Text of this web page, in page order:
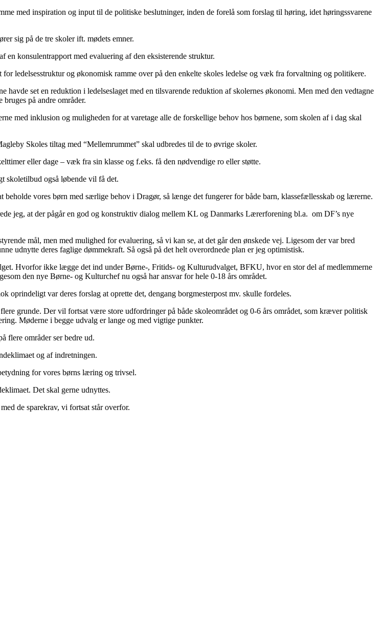
med inspiration og input til de politiske beslutninger, inden de forelå som forslag til høring, idet høringssvarene
sig på de tre skoler ift. mødets emner.
konsulentrapport med evaluering af den eksisterende struktur.
ledelsesstruktur og økonomisk ramme over på den enkelte skoles ledelse og væk fra forvaltning og politikere.
set en reduktion i ledelseslaget med en tilsvarende reduktion af skolernes økonomi. Men med den vedtagne
bruges på andre områder.
med inklusion og muligheden for at varetage alle de forskellige behov hos børnene, som skolen af i dag skal
Skoles tiltag med “Mellemrummet” skal udbredes til de to øvrige skoler.
eller dage – væk fra sin klasse og f.eks. få den nødvendige ro eller støtte.
skoletilbud også løbende vil få det.
vores børn med særlige behov i Dragør, så længe det fungerer for både barn, klassefællesskab og lærerne.
jeg, at der pågår en god og konstruktiv dialog mellem KL og Danmarks Lærerforening bl.a. om DF’s nye
mål, men med mulighed for evaluering, så vi kan se, at det går den ønskede vej. Ligesom der var bred
udnytte deres faglige dømmekraft. Så også på det helt overordnede plan er jeg optimistisk.
Hvorfor ikke lægge det ind under Børne-, Fritids- og Kulturudvalget, BFKU, hvor en stor del af medlemmerne
den nye Børne- og Kulturchef nu også har ansvar for hele 0-18 års området.
oprindeligt var deres forslag at oprette det, dengang borgmesterpost mv. skulle fordeles.
grunde. Der vil fortsat være store udfordringer på både skoleområdet og 0-6 års området, som kræver politisk
Møderne i begge udvalg er lange og med vigtige punkter.
flere områder ser bedre ud.
og af indretningen.
for vores børns læring og trivsel.
Det skal gerne udnyttes.
de sparekrav, vi fortsat står overfor.